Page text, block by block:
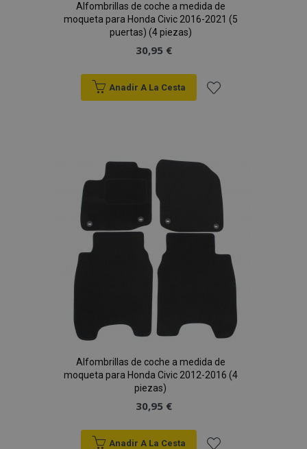
Alfombrillas de coche a medida de
moqueta para Honda Civic 2016-2021 (5
puertas) (4 piezas)
30,95 €
Anadir A La Cesta
Lista
de
Deseos
Alfombrillas de coche a medida de
moqueta para Honda Civic 2012-2016 (4
piezas)
30,95 €
Anadir A La Cesta